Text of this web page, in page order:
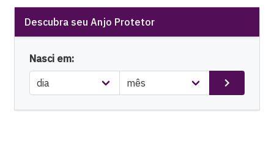
Descubra seu Anjo Protetor
Nasci em: